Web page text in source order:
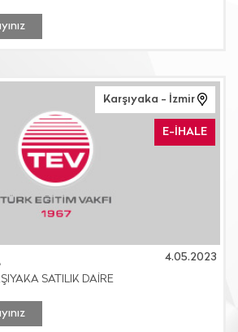
Karşıyaka - İzmir
E-İHALE
4.05.2023
SATILIK DAİRE